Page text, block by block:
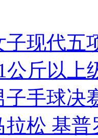
现代五
公斤以上
手球决
松 基